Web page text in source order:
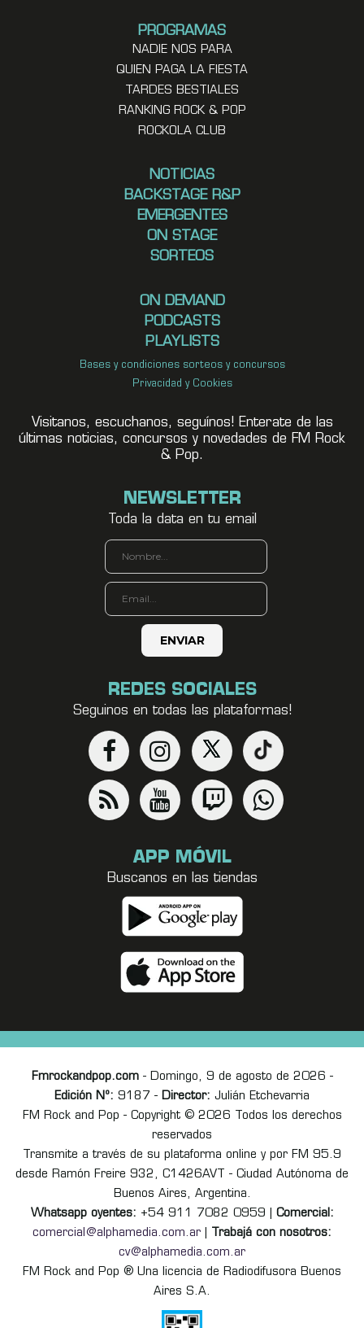
PROGRAMAS
NADIE NOS PARA
QUIEN PAGA LA FIESTA
TARDES BESTIALES
RANKING ROCK & POP
ROCKOLA CLUB
NOTICIAS
BACKSTAGE R&P
EMERGENTES
ON STAGE
SORTEOS
ON DEMAND
PODCASTS
PLAYLISTS
Bases y condiciones sorteos y concursos
Privacidad y Cookies
Visitanos, escuchanos, seguínos! Enterate de las
últimas noticias, concursos y novedades de FM Rock
& Pop.
NEWSLETTER
Toda la data en tu email
REDES SOCIALES
Seguinos en todas las plataformas!
APP MÓVIL
Buscanos en las tiendas
Fmrockandpop.com- Domingo, 9 de agosto de 2026 -
Edición Nº: 9187 - Director: Julián Etchevarria
FM Rock and Pop - Copyright © 2026 Todos los derechos
reservados
Transmite a través de su plataforma online y por FM 95.9
desde Ramón Freire 932, C1426AVT - Ciudad Autónoma de
Buenos Aires, Argentina.
Whatsapp oyentes: +54 911 7082 0959 | Comercial:
comercial@alphamedia.com.ar
Trabajá con nosotros:
cv@alphamedia.com.ar
FM Rock and Pop ® Una licencia de Radiodifusora Buenos
Aires S.A.